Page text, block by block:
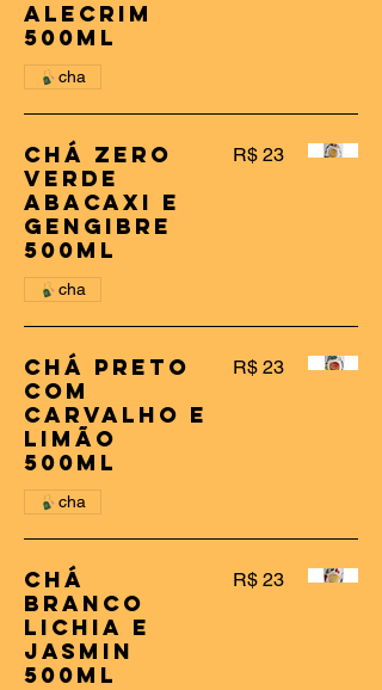
Alecrim
500ml
cha
Chá Zero
Verde
Abacaxi e
gengibre
500ml
R$ 23
cha
Chá Preto
com
Carvalho e
Limão
500ml
R$ 23
cha
Chá
Branco
Lichia e
Jasmin
500ml
R$ 23